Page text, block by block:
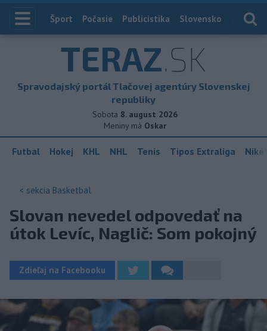
Index
Šport Počasie Publicistika Slovensko
TERAZ.SK
Spravodajský portál Tlačovej agentúry Slovenskej
republiky
Sobota 8. august 2026
Meniny má Oskar
Futbal Hokej KHL NHL Tenis Tipos Extraliga
< sekcia Basketbal
Slovan nevedel odpovedať na
útok Levíc, Naglič: Som pokojný
Zdieľaj na Facebooku